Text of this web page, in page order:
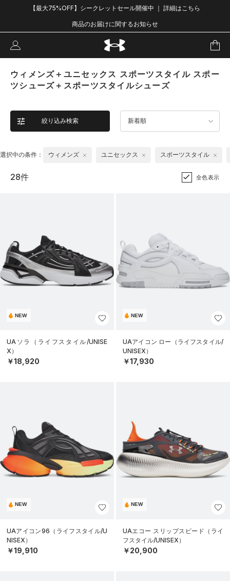
【最大75%OFF】シークレットセール開催中 ｜ 詳細はこちら
商品のお届けに関するお知らせ
ウィメンズ＋ユニセックス スポーツスタイル スポー
ツシューズ＋スポーツスタイルシューズ
絞り込み検索 新着順
選択中の条件： ウィメンズ ユニセックス スポーツスタイル
28件 全色表示
NEW
UAソラ（ライフスタイル/UNISE
X）
￥18,920
NEW
UAアイコン ロー（ライフスタイル/
UNISEX）
￥17,930
NEW
UAアイコン96（ライフスタイル/U
NISEX）
￥19,910
NEW
UAエコー スリップスピード（ライ
フスタイル/UNISEX）
￥20,900